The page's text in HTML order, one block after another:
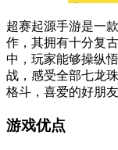
超赛起源手游是一
作，其拥有十分复
中，玩家能够操纵
战，感受全部七龙
格斗，喜爱的好朋
游戏优点